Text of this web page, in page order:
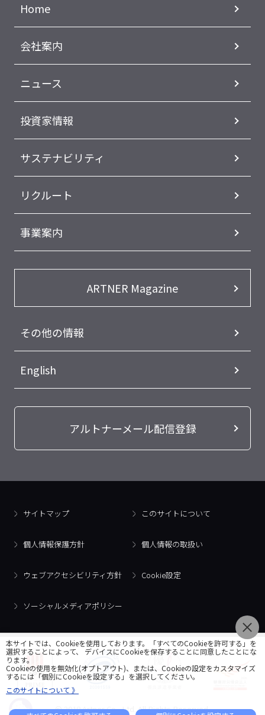
Home
会社案内
ニュース
投資家情報
サステナビリティ
リクルート
事業案内
ARTNER Magazine
その他の情報
English
アルトナーメール配信登録
サイトマップ このサイトについて
個人情報保護方針 個人情報の取扱い
ウェブアクセシビリティ方針 Cookie設定
ソーシャルメディアポリシー
© 2018 Artner Co., Ltd. All Rights Reserved.
本サイトでは、Cookieを使用しております。「すべてのCookieを許可する」を
選択することによって、 デバイスにCookieを保存することに同意したことにな
ります。
Cookieの使用を無効化(オプトアウト)、または、Cookieの設定をカスタマイズ
するには「個別にCookieを設定する」を選択してください。
このサイトについて 》